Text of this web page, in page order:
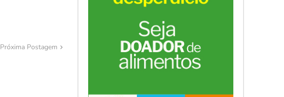
Próxima Postagem